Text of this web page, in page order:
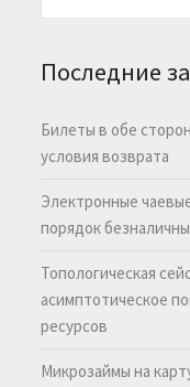
Последние
Билеты в обе
условия возврата
Электронные
порядок
Топологическая
асимптотическое
ресурсов
Микрозаймы на